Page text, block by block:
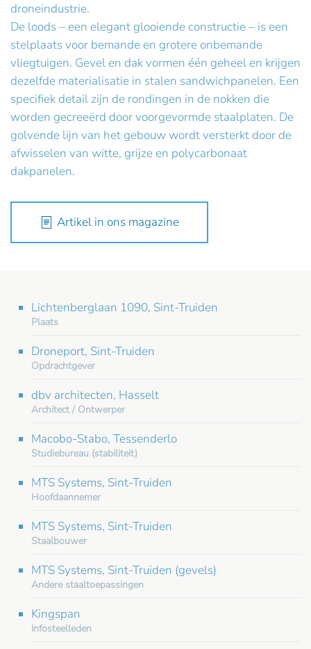
droneindustrie.
De loods – een elegant glooiende constructie – is een
stelplaats voor bemande en grotere onbemande
vliegtuigen. Gevel en dak vormen één geheel en krijgen
dezelfde materialisatie in stalen sandwichpanelen. Een
specifiek detail zijn de rondingen in de nokken die
worden gecreeërd door voorgevormde staalplaten. De
golvende lijn van het gebouw wordt versterkt door de
afwisselen van witte, grijze en polycarbonaat
dakpanelen.
Artikel in ons magazine
Lichtenberglaan 1090, Sint-Truiden
Plaats
Droneport, Sint-Truiden
Opdrachtgever
dbv architecten, Hasselt
Architect / Ontwerper
Macobo-Stabo, Tessenderlo
Studiebureau (stabiliteit)
MTS Systems, Sint-Truiden
Hoofdaannemer
MTS Systems, Sint-Truiden
Staalbouwer
MTS Systems, Sint-Truiden (gevels)
Andere staaltoepassingen
Kingspan
Infosteelleden